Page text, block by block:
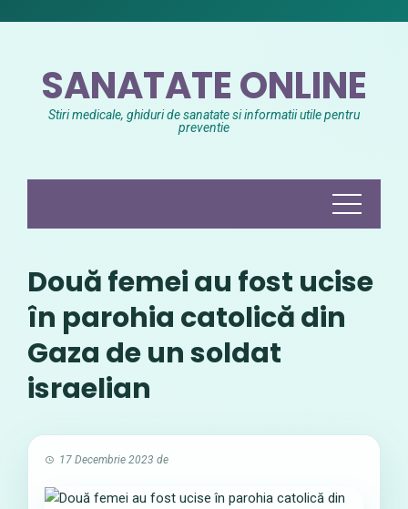
SANATATE ONLINE
Stiri medicale, ghiduri de sanatate si informatii utile pentru
preventie
Două femei au fost ucise
în parohia catolică din
Gaza de un soldat
israelian
17 Decembrie 2023 de